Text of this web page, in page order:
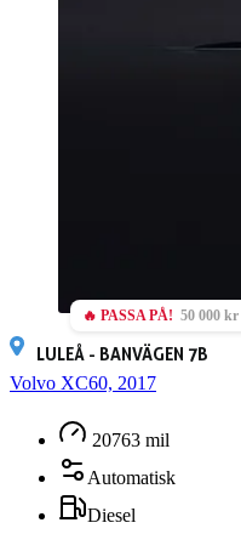
🔥 PASSA PÅ! 50 000 kr
LULEÅ - BANVÄGEN 7B
Volvo XC60, 2017
20763 mil
Automatisk
Diesel